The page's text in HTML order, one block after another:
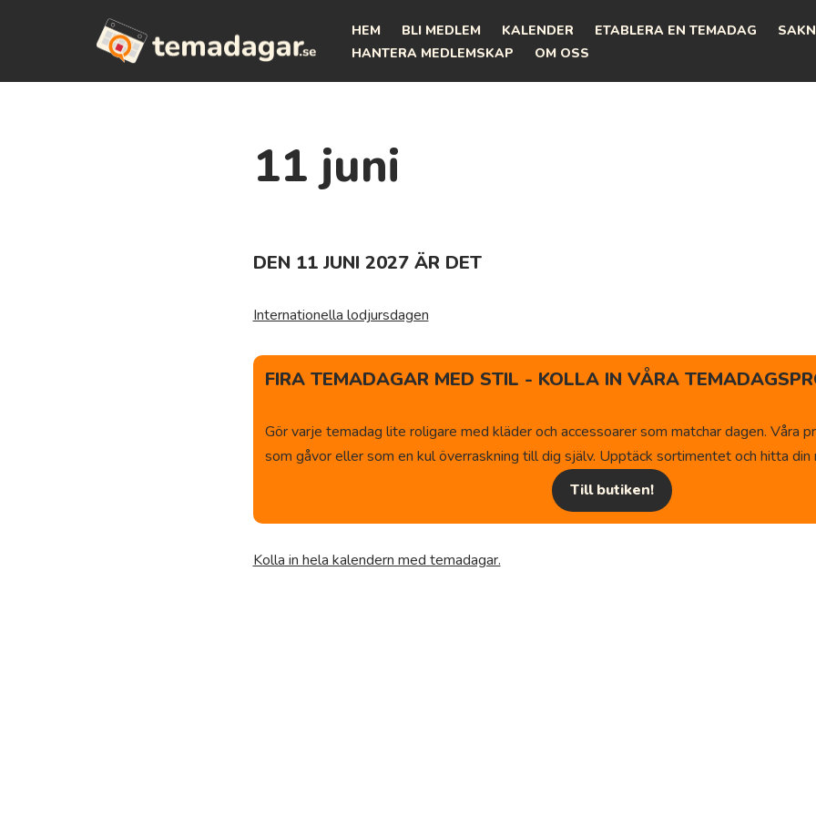
HEM BLI MEDLEM KALENDER ETABLERA EN TEMADAG
HANTERA MEDLEMSKAP
OM OSS
11 juni
DEN 11 JUNI 2027 ÄR DET
Internationella lodjursdagen
FIRA TEMADAGAR MED STIL - KOLLA IN VÅRA
Gör varje temadag lite roligare med kläder och accessoarer som matchar dagen. Våra
som gåvor eller som en kul överraskning till dig själv. Upptäck sortimentet och hitta din
Till butiken!
Kolla in hela kalendern med temadagar.